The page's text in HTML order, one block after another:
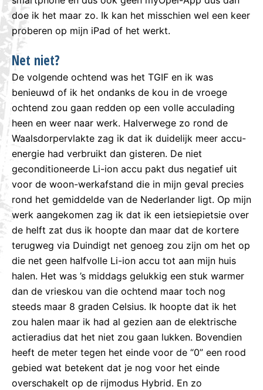
doe ik het maar zo. Ik kan het misschien wel een keer
proberen op mijn iPad of het werkt.
Net niet?
De volgende ochtend was het TGIF en ik was
benieuwd of ik het ondanks de kou in de vroege
ochtend zou gaan redden op een volle acculading
heen en weer naar werk. Halverwege zo rond de
Waalsdorpervlakte zag ik dat ik duidelijk meer accu-
energie had verbruikt dan gisteren. De niet
geconditioneerde Li-ion accu pakt dus negatief uit
voor de woon-werkafstand die in mijn geval precies
rond het gemiddelde van de Nederlander ligt. Op mijn
werk aangekomen zag ik dat ik een ietsiepietsie over
de helft zat dus ik hoopte dan maar dat de kortere
terugweg via Duindigt net genoeg zou zijn om het op
die net geen halfvolle Li-ion accu tot aan mijn huis
halen. Het was ’s middags gelukkig een stuk warmer
dan de vrieskou van die ochtend maar toch nog
steeds maar 8 graden Celsius. Ik hoopte dat ik het
zou halen maar ik had al gezien aan de elektrische
actieradius dat het niet zou gaan lukken. Bovendien
heeft de meter tegen het einde voor de “0” een rood
gebied wat betekent dat je nog voor het einde
overschakelt op de rijmodus Hybrid. En zo